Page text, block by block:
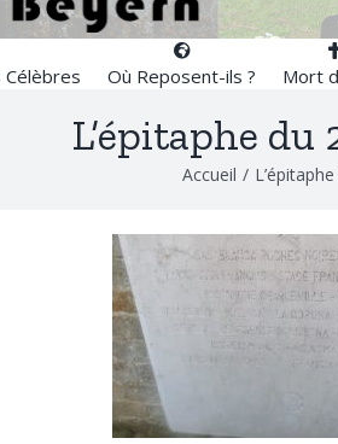
Célèbres Où Reposent-ils ? Mort
L’épitaphe
Accueil /